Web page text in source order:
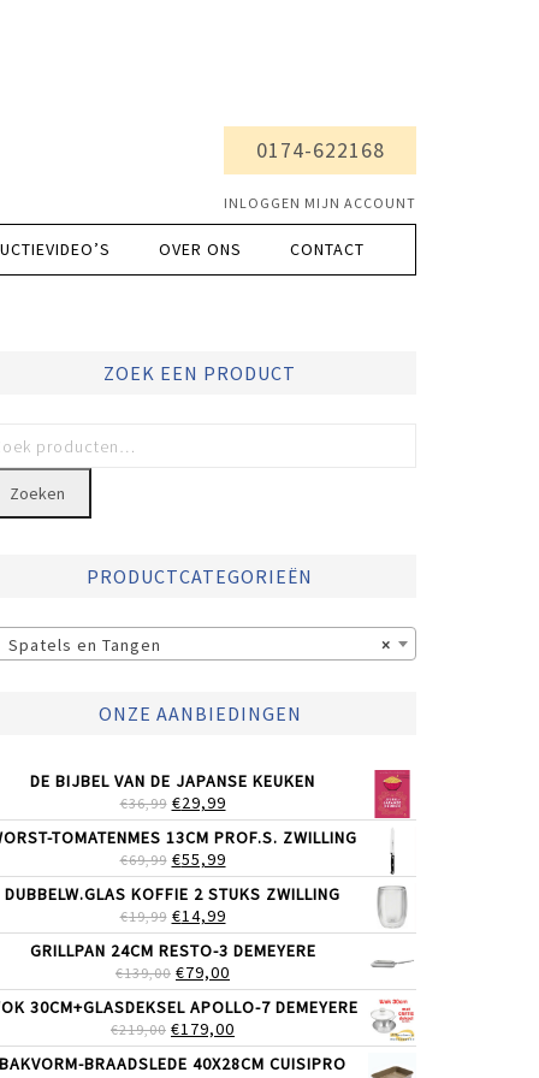
0174-622168
INLOGGEN MIJN ACCOUNT
OVER ONS CONTACT
ZOEK EEN PRODUCT
Zoeken
PRODUCTCATEGORIEËN
×
Spatels en Tangen
ONZE AANBIEDINGEN
DE BIJBEL VAN DE JAPANSE KEUKEN
€36,99 OORSPRONKELIJKE
PRIJS
WAS:
€36,99.
€29,99HUIDIGE
PRIJS
IS:
€29,99.
TOMATENMES 13CM PROF.S. ZWILLING
€69,99 OORSPRONKELIJKE
PRIJS
WAS:
€69,99.
€55,99HUIDIGE
PRIJS
IS:
€55,99.
DUBBELW.GLAS KOFFIE 2 STUKS ZWILLING
€19,99 OORSPRONKELIJKE
PRIJS
WAS:
€19,99.
€14,99HUIDIGE
PRIJS
IS:
€14,99.
GRILLPAN 24CM RESTO-3 DEMEYERE
€139,00 OORSPRONKELIJKE
PRIJS
WAS:
€139,00.
€79,00
PRIJS
IS:
€79,00.
30CM+GLASDEKSEL APOLLO-7 DEMEYERE
€219,00 OORSPRONKELIJKE
PRIJS
WAS:
€179,00
PRIJS
IS:
BAKVORM-BRAADSLEDE 40X28CM CUISIPRO